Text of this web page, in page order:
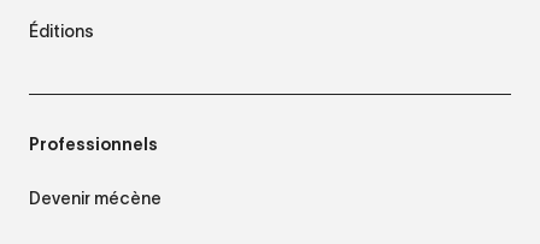
Éditions
Professionnels
Devenir mécène